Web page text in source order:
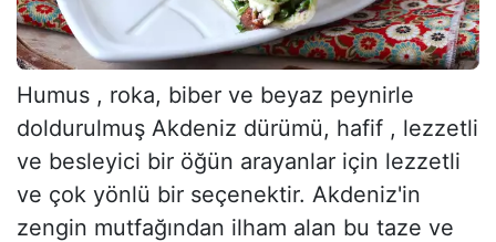
Humus , roka, biber ve beyaz peynirle
doldurulmuş Akdeniz dürümü, hafif , lezzetli
ve besleyici bir öğün arayanlar için lezzetli
ve çok yönlü bir seçenektir. Akdeniz'in
zengin mutfağından ilham alan bu taze ve